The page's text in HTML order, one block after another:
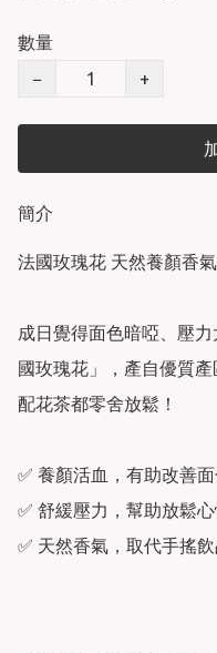
數量
−
+
簡介
法國玫瑰花 天然養顏香
成日覺得面色暗啞、壓
國玫瑰花」，產自優質產
配花茶都零舍放鬆！
✅ 養顏活血，有助改善
✅ 舒緩壓力，幫助放鬆
✅ 天然香氣，取代手搖